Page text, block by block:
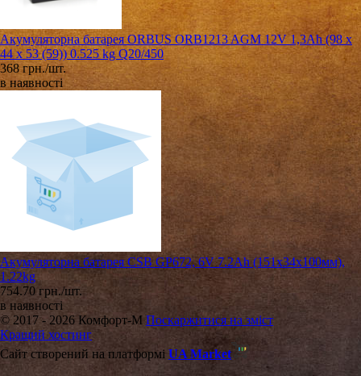
Акумуляторна батарея ORBUS ORB1213 AGM 12V 1,3Ah (98 х
44 х 53 (59)) 0.525 kg Q20/450
368 грн./шт.
в наявності
Акумуляторна батарея CSB GP672, 6V 7.2Ah (151х34х100мм),
1.22kg
754.70 грн./шт.
в наявності
© 2017 - 2026 Комфорт-М Поскаржитися на зміст
Кращий хостинг
Сайт створений на платформі UA Market